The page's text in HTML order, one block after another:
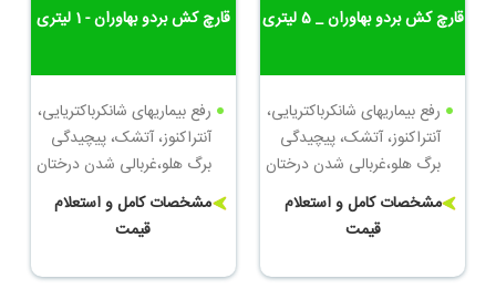
قارچ کش بردو بهاوران - 1 لیتری
رفع بیماریهای شانکرباکتریایی،
آنتراکنوز، آتشک، پیچیدگی
برگ هلو،غربالی شدن درختان
میوه
مشخصات کامل و استعلام
قیمت
قارچ کش بردو بهاوران _ 5 لیتری
رفع بیماریهای شانکرباکتریایی،
آنتراکنوز، آتشک، پیچیدگی
برگ هلو،غربالی شدن درختان
میوه
مشخصات کامل و استعلام
قیمت